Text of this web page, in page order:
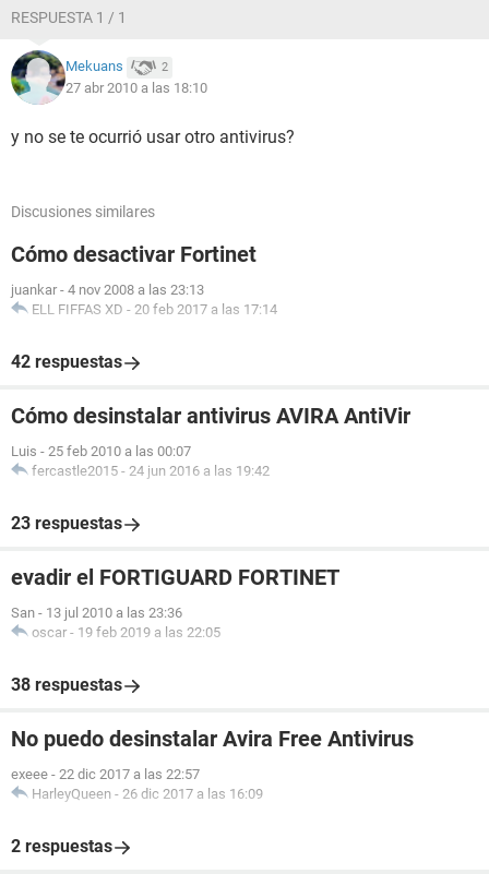
RESPUESTA 1 / 1
Mekuans 2
27 abr 2010 a las 18:10
y no se te ocurrió usar otro antivirus?
Discusiones similares
Cómo desactivar Fortinet
juankar - 4 nov 2008 a las 23:13
ELL FIFFAS XD - 20 feb 2017 a las 17:14
42 respuestas
Cómo desinstalar antivirus AVIRA AntiVir
Luis - 25 feb 2010 a las 00:07
fercastle2015 - 24 jun 2016 a las 19:42
23 respuestas
evadir el FORTIGUARD FORTINET
San - 13 jul 2010 a las 23:36
oscar - 19 feb 2019 a las 22:05
38 respuestas
No puedo desinstalar Avira Free Antivirus
exeee - 22 dic 2017 a las 22:57
HarleyQueen - 26 dic 2017 a las 16:09
2 respuestas